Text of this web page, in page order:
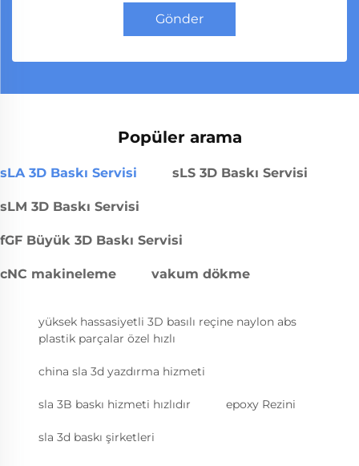
Gönder
Popüler arama
sLA 3D Baskı Servisi sLS 3D Baskı Servisi
sLM 3D Baskı Servisi
fGF Büyük 3D Baskı Servisi
cNC makineleme vakum dökme
yüksek hassasiyetli 3D basılı reçine naylon abs
plastik parçalar özel hızlı
china sla 3d yazdırma hizmeti
sla 3B baskı hizmeti hızlıdır epoxy Rezini
sla 3d baskı şirketleri